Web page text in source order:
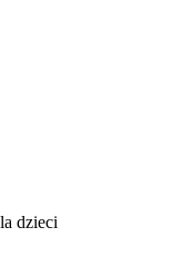
dzieci